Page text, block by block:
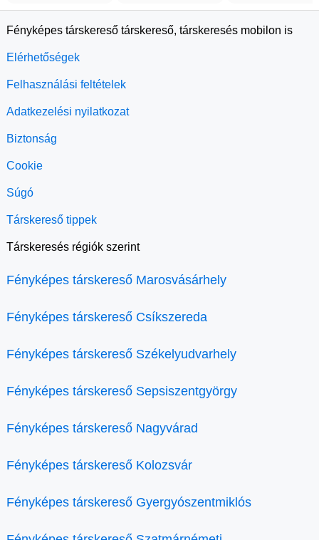
Fényképes társkereső társkereső, társkeresés mobilon is
Elérhetőségek
Felhasználási feltételek
Adatkezelési nyilatkozat
Biztonság
Cookie
Súgó
Társkereső tippek
Társkeresés régiók szerint
Fényképes társkereső Marosvásárhely
Fényképes társkereső Csíkszereda
Fényképes társkereső Székelyudvarhely
Fényképes társkereső Sepsiszentgyörgy
Fényképes társkereső Nagyvárad
Fényképes társkereső Kolozsvár
Fényképes társkereső Gyergyószentmiklós